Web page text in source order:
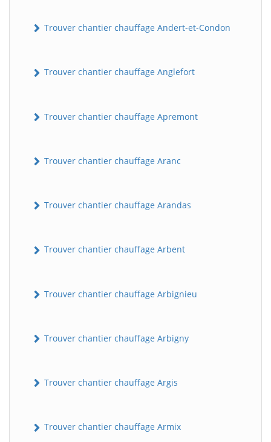
Trouver chantier chauffage Andert-et-Condon
Trouver chantier chauffage Anglefort
Trouver chantier chauffage Apremont
Trouver chantier chauffage Aranc
Trouver chantier chauffage Arandas
Trouver chantier chauffage Arbent
Trouver chantier chauffage Arbignieu
Trouver chantier chauffage Arbigny
Trouver chantier chauffage Argis
Trouver chantier chauffage Armix